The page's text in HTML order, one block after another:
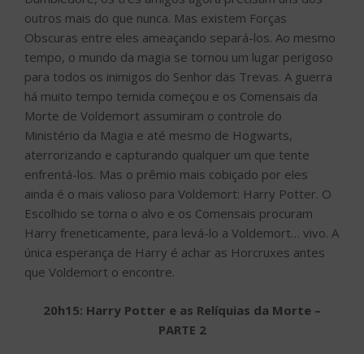
outros mais do que nunca. Mas existem Forças
Obscuras entre eles ameaçando separá-los. Ao mesmo
tempo, o mundo da magia se tornou um lugar perigoso
para todos os inimigos do Senhor das Trevas. A guerra
há muito tempo temida começou e os Comensais da
Morte de Voldemort assumiram o controle do
Ministério da Magia e até mesmo de Hogwarts,
aterrorizando e capturando qualquer um que tente
enfrentá-los. Mas o prêmio mais cobiçado por eles
ainda é o mais valioso para Voldemort: Harry Potter. O
Escolhido se torna o alvo e os Comensais procuram
Harry freneticamente, para levá-lo a Voldemort… vivo. A
única esperança de Harry é achar as Horcruxes antes
que Voldemort o encontre.
20h15: Harry Potter e as Relíquias da Morte –
PARTE 2